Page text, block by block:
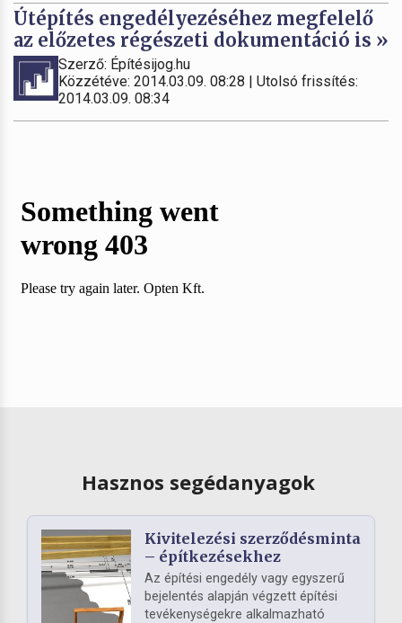
Útépítés engedélyezéséhez megfelelő
az előzetes régészeti dokumentáció is »
Szerző: Építésijog.hu
Közzétéve: 2014.03.09. 08:28 | Utolsó frissítés:
2014.03.09. 08:34
Hasznos segédanyagok
Kivitelezési szerződésminta
– építkezésekhez
Az építési engedély vagy egyszerű
bejelentés alapján végzett építési
tevékenységekre alkalmazható